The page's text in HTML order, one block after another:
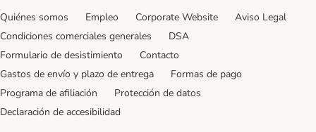
Quiénes somos Empleo Corporate Website
Aviso Legal
Condiciones comerciales generales
DSA
Formulario de desistimiento
Contacto
Gastos de envío y plazo de entrega
Formas de pago
Programa de afiliación
Protección de datos
Declaración de accesibilidad